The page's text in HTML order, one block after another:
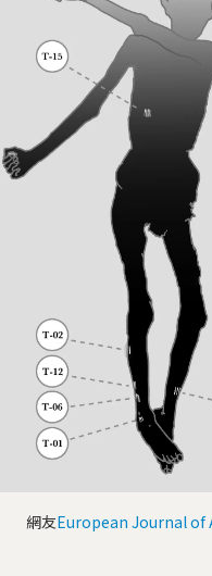
網友European Journal of